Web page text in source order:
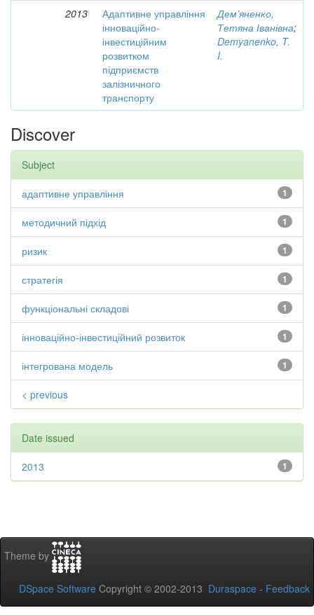
2013
Адаптивне управління
інноваційно-
інвестиційним
розвитком
підприємств
залізничного
транспорту
Дем’яненко,
Тетяна Іванівна;
Demyanenko, T.
I.
Discover
Subject
1
адаптивне управління
1
методичний підхід
1
ризик
1
стратегія
1
функціональні складові
1
інноваційно-інвестиційний розвиток
1
інтегрована модель
< previous
Date issued
1
2013
Theme by
DSpace Software Copyright © 2002-2013 Duraspace - Feedback